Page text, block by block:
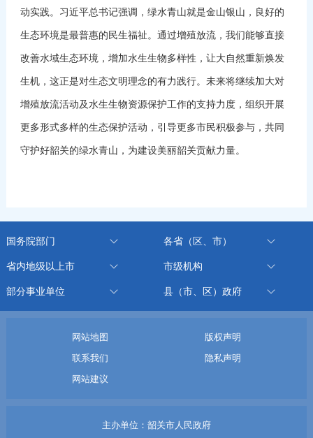
动实践。习近平总书记强调，绿水青山就是金山银山，良好的
生态环境是最普惠的民生福祉。通过增殖放流，我们能够直接
改善水域生态环境，增加水生生物多样性，让大自然重新焕发
生机，这正是对生态文明理念的有力践行。未来将继续加大对
增殖放流活动及水生生物资源保护工作的支持力度，组织开展
更多形式多样的生态保护活动，引导更多市民积极参与，共同
守护好韶关的绿水青山，为建设美丽韶关贡献力量。
国务院部门 各省（区、市）
省内地级以上市 市级机构
部分事业单位 县（市、区）政府
网站地图
版权声明
联系我们
隐私声明
网站建议
主办单位：韶关市人民政府